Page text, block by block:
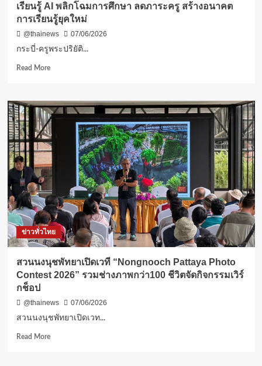
เรียนรู้ AI พลิกโฉมการศึกษา ลดภาระครู สร้างอนาคต
การเรียนรู้ยุคใหม่
@thainews
07/06/2026
กระบี่-ครูพระปริยัติ...
Read MoreRead
กระบี่-
ครู
พระ
ปริยัติ
ธรรม
ใต้
ตื่น
ตัว!
พลัง
80
รูป/
คน
เรียน
AI
พลิก
การ
ลด
ข่าวทั่วไทย
สวนนงนุชพัทยาเปิดเวที “Nongnooch Pattaya Photo
Contest 2026” รวมช่างภาพกว่า100 ชีวิตจัดกิจกรรมเวิร์
กช็อป
@thainews
07/06/2026
สวนนงนุชพัทยาเปิดเวท...
Read MoreRead